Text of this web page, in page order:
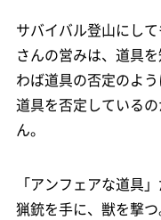
サバイバル登山にし
さんの営みは、道具
わば道具の否定のよ
道具を否定している
ん。
「アンフェアな道具
猟銃を手に、獣を撃